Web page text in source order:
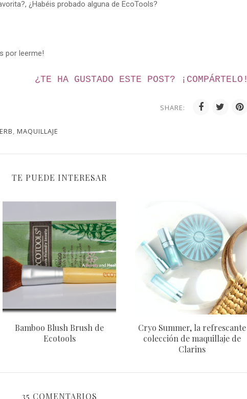
¿Habéis probado alguna de EcoTools?
por leerme!
¿TE HA GUSTADO ESTE POST? ¡ COMPÁRTELO!
SHARE:
, MAQUILLAJE
TE PUEDE INTERESAR
Bamboo Blush Brush de
Ecotools
Cryo Summer, la refrescante
colección de maquillaje de
Clarins
35 COMENTARIOS